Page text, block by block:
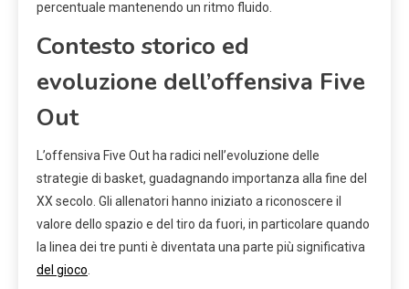
percentuale mantenendo un ritmo fluido.
Contesto storico ed
evoluzione dell’offensiva Five
Out
L’offensiva Five Out ha radici nell’evoluzione delle
strategie di basket, guadagnando importanza alla fine del
XX secolo. Gli allenatori hanno iniziato a riconoscere il
valore dello spazio e del tiro da fuori, in particolare quando
la linea dei tre punti è diventata una parte più significativa
del gioco